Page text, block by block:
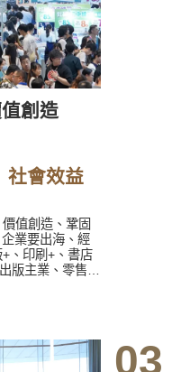
創造
社會效益
值創造、鞏固
業要出海、經
、印刷+、書店
版主業、零售發
03